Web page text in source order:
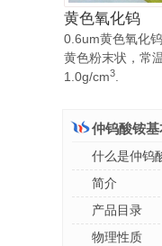
黄色氧化钨
0.6um黄色氧化
黄色粉末状，常
1.0g/cm3.
仲钨酸铵
什么是仲钨
简介
产品目录
物理性质